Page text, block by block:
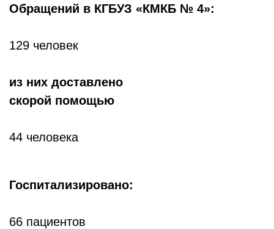
Обращений в КГБУЗ «КМКБ № 4»:
129 человек
из них доставлено
скорой помощью
44 человека
Госпитализировано:
66 пациентов